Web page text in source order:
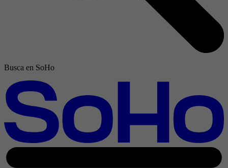
Busca en SoHo